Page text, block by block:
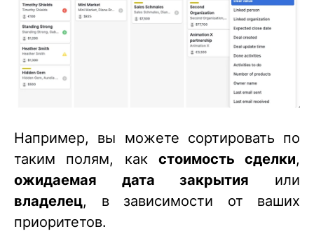
Например, вы можете сортировать по
таким полям, как стоимость сделки,
ожидаемая дата закрытия или
владелец, в зависимости от ваших
приоритетов.